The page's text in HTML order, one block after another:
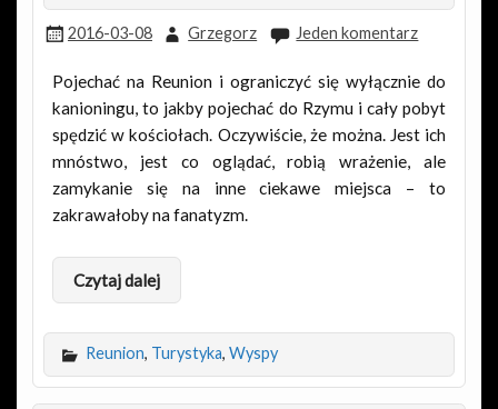
2016-03-08 Grzegorz Jeden komentarz
Pojechać na Reunion i ograniczyć się wyłącznie do
kanioningu, to jakby pojechać do Rzymu i cały pobyt
spędzić w kościołach. Oczywiście, że można. Jest ich
mnóstwo, jest co oglądać, robią wrażenie, ale
zamykanie się na inne ciekawe miejsca – to
zakrawałoby na fanatyzm.
Czytaj dalej
Reunion, Turystyka, Wyspy